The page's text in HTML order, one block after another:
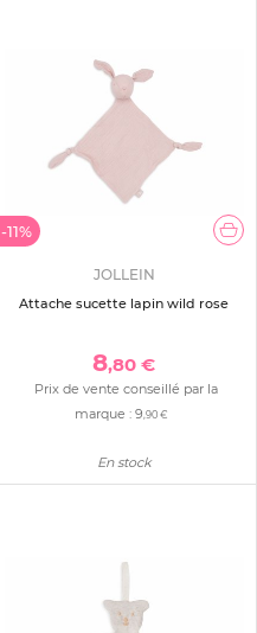
-11%
JOLLEIN
Attache sucette lapin wild rose
8,80 €
Prix de vente conseillé par la
marque :9,90 €
En stock